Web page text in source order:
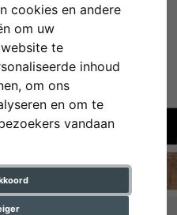
cookies en andere
om uw
te
inhoud
om ons
en om te
vandaan